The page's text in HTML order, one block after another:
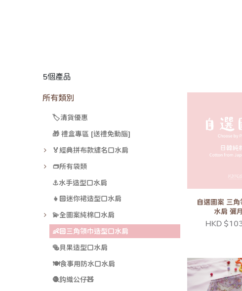
5個產品
所有類別
🏷️清貨優惠
🎁 禮盒專區 [送禮免動腦]
🏅經典拼布款繡名口水肩
👝所有袋類
⚓水手造型口水肩
👧🏻迷你裙造型口水肩
💫全圖案純棉口水肩
👶🏻三角領巾造型口水肩
🥯貝果造型口水肩
🍽️食事用防水口水肩
🧶鈎織公仔🧸
自選圖案 三
水肩 彌
HKD